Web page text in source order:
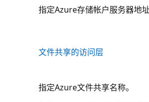
指定Azure存储帐户服务器地
文件共享的访问层
指定Azure文件共享名称。